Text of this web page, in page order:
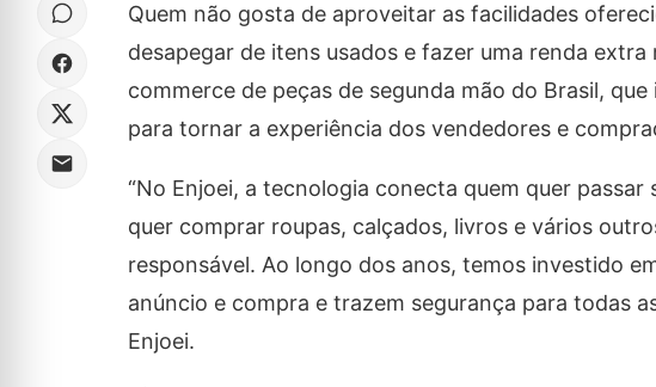
Quem não gosta de aproveitar as facilidades
desapegar de itens usados e fazer uma renda
commerce de peças de segunda mão do Brasil,
para tornar a experiência dos vendedores e
“No Enjoei, a tecnologia conecta quem quer
quer comprar roupas, calçados, livros e vários
responsável. Ao longo dos anos, temos investido
anúncio e compra e trazem segurança para todas
Enjoei.